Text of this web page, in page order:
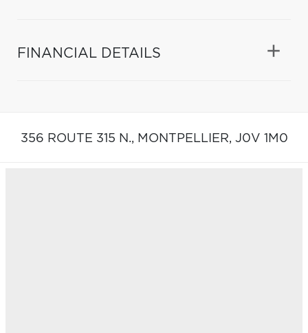
FINANCIAL DETAILS
356 ROUTE 315 N., MONTPELLIER, J0V 1M0